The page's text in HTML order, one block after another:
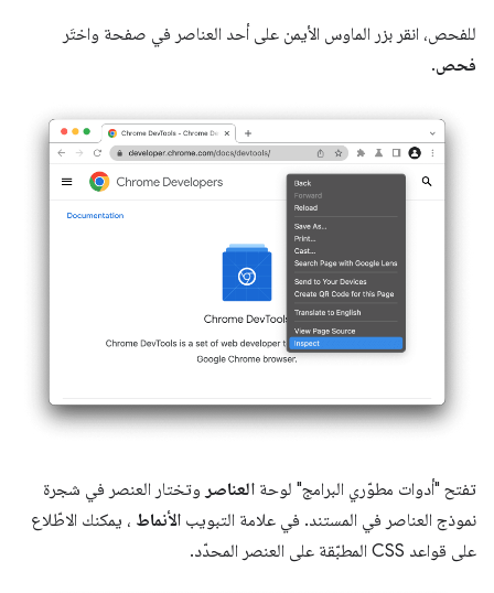
للفحص، انقر بزر الماوس الأيمن على أحد العناصر في صفحة واختَر
فحص.
تفتح "أدوات مطوّري البرامج" لوحة العناصر وتختار العنصر في شجرة
نموذج العناصر في المستند. في علامة التبويب الأنماط ، يمكنك الاطّلاع
على قواعد CSS المطبّقة على العنصر المحدّد.